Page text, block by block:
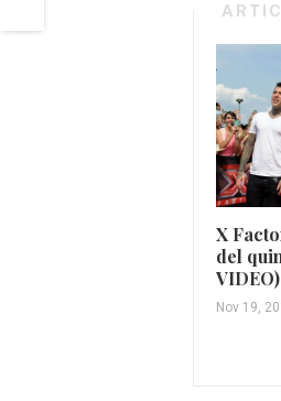
X
del
VIDEO)
Nov 19,